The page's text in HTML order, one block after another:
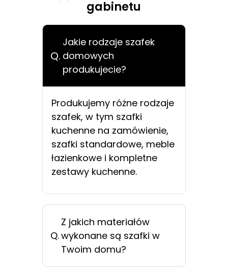
gabinetu
Q.
Jakie rodzaje szafek
domowych
produkujecie?
Produkujemy różne rodzaje
szafek, w tym szafki
kuchenne na zamówienie,
szafki standardowe, meble
łazienkowe i kompletne
zestawy kuchenne.
Q.
Z jakich materiałów
wykonane są szafki w
Twoim domu?